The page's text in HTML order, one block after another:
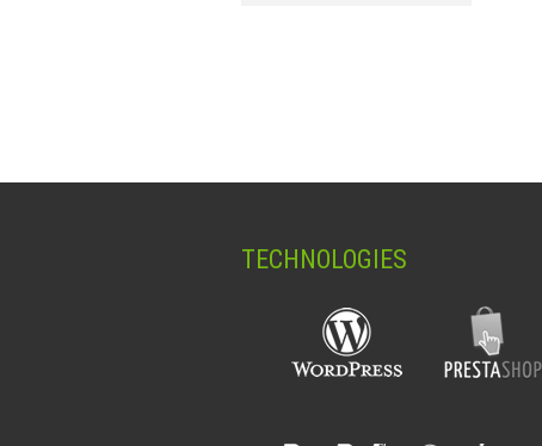
TECHNOLOGIES